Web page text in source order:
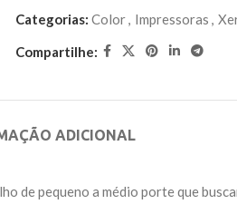
Categorias: Color, Impressoras ,
Compartilhe:
ADICIONAL
de pequeno a médio porte que